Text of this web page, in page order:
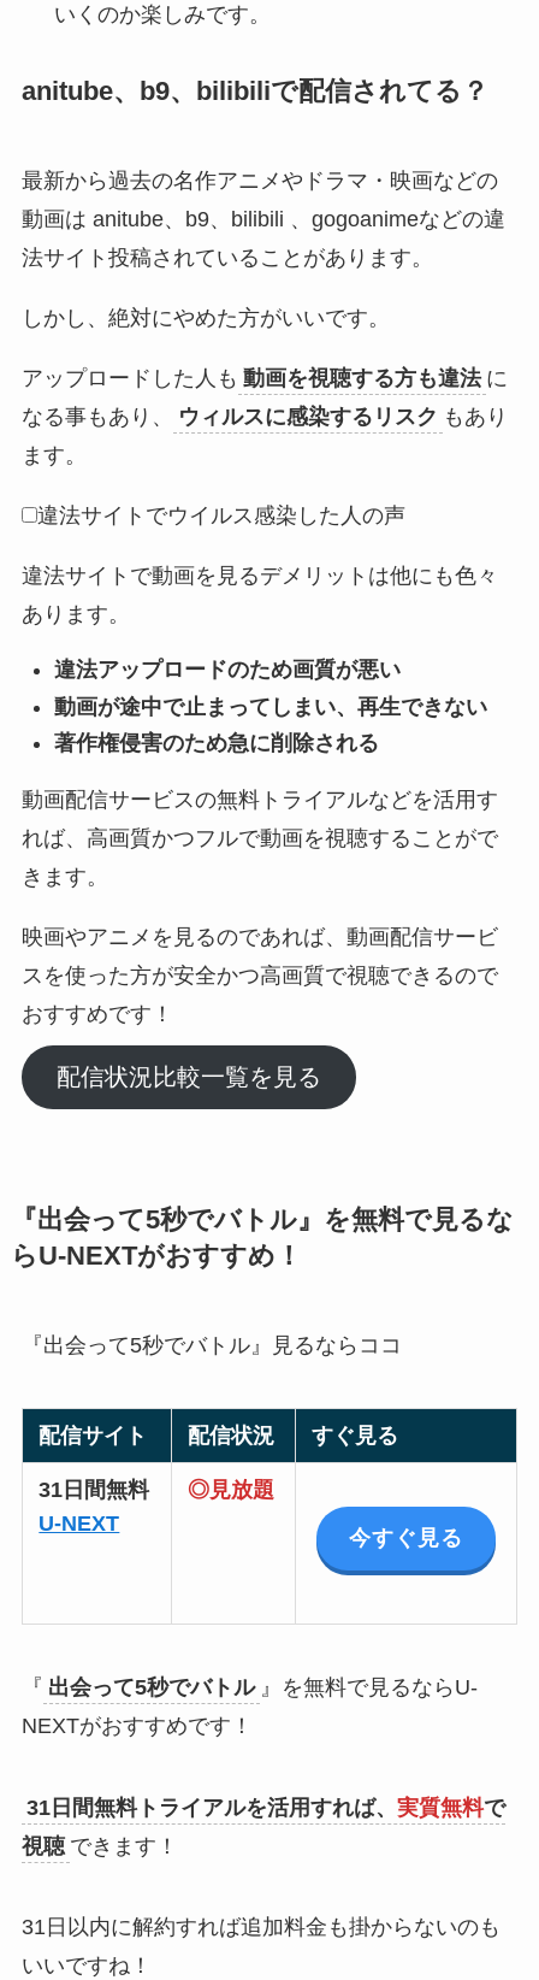
いくのか楽しみです。
anitube、b9、bilibiliで配信されてる？
最新から過去の名作アニメやドラマ・映画などの
動画は anitube、b9、bilibili 、gogoanimeなどの違
法サイト投稿されていることがあります。
しかし、絶対にやめた方がいいです。
アップロードした人も 動画を視聴する方も違法 に
なる事もあり、
ウィルスに感染するリスク もあり
ます。
違法サイトでウイルス感染した人の声
違法サイトで動画を見るデメリットは他にも色々
あります。
違法アップロードのため画質が悪い
動画が途中で止まってしまい、再生できない
著作権侵害のため急に削除される
動画配信サービスの無料トライアルなどを活用す
れば、高画質かつフルで動画を視聴することがで
きます。
映画やアニメを見るのであれば、動画配信サービ
スを使った方が安全かつ高画質で視聴できるので
おすすめです！
配信状況比較一覧を見る
『出会って5秒でバトル』を無料で見るな
らU-NEXTがおすすめ！
『出会って5秒でバトル』見るならココ
配信サイト 配信状況 すぐ見る
31日間無料
U-NEXT
◎見放題
今すぐ見る
『 出会って5秒でバトル 』を無料で見るならU-
NEXTがおすすめです！
31日間無料トライアルを活用すれば、 実質無料で
視聴 できます！
31日以内に解約すれば追加料金も掛からないのも
いいですね！